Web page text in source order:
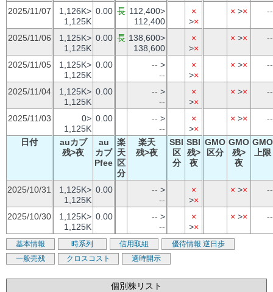
2025/11/07
1,126K>
1,125K
0.00 長 112,400>
112,400
×
>×
× >× --
2025/11/06
1,125K>
1,125K
0.00 長 138,600>
138,600
×
>×
× >× --
2025/11/05
1,125K>
1,125K
0.00 -- >
--
×
>×
× >× --
2025/11/04
1,125K>
1,125K
0.00 -- >
--
×
>×
× >× --
2025/11/03
0>
1,125K
0.00 -- >
--
×
>×
× >× --
日付
auカブ
残>夜
au
カブ
Pfee
楽
天
区
分
楽天
残>夜
SBI
区
分
SBI
残>
夜
GMO
区分
GMO
残>
夜
GMO
上限
2025/10/31
1,125K>
1,125K
0.00 -- >
--
×
>×
× >× --
2025/10/30
1,125K>
1,125K
0.00 -- >
--
×
>×
× >× --
基本情報 時系列 信用取組 優待情報 逆日歩
一般売残
クロスコスト 適時開示
個別株リスト